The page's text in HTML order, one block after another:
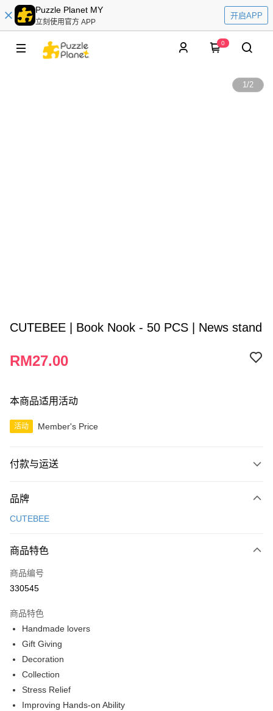
Puzzle Planet MY
立刻使用官方 APP
开启APP
0
1/2
CUTEBEE | Book Nook - 50 PCS | News stand
RM27.00
本商品适用活动
活动 Member's Price
付款与运送
信用卡一次付清
相关说明
只有马来亚银行、联昌国际银行、大众银行、兴业银行、香港隆丰银行、伊
斯兰银行、AmBank、BSN Bank
Boost
GrabPay
运送方式
Free Shipping (Min RM100) within West Malaysia!
Free Shipping (Min RM100.00) within West Malaysia!
Pickup In-Store (3 working days, SMS notify)
品牌
CUTEBEE
商品特色
商品编号
330545
商品特色
Handmade lovers
Gift Giving
Decoration
Collection
Stress Relief
Improving Hands-on Ability